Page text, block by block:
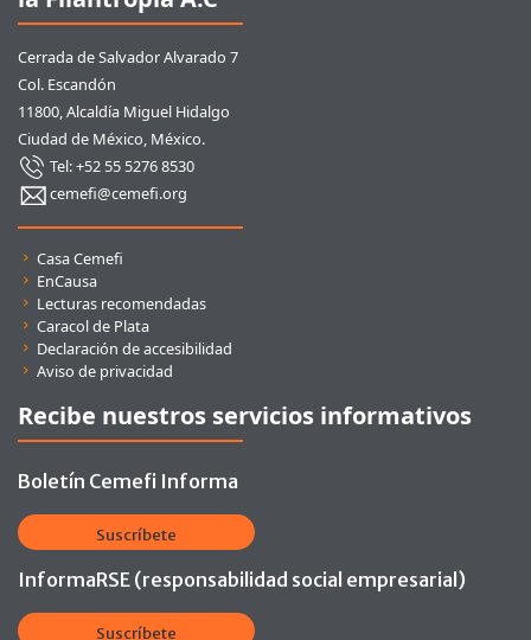
Cerrada de Salvador Alvarado 7
Col. Escandón
11800, Alcaldía Miguel Hidalgo
Ciudad de México, México.
Tel: +52 55 5276 8530
cemefi@cemefi.org
Enlaces rápidos
Casa Cemefi
EnCausa
Lecturas recomendadas
Caracol de Plata
Declaración de accesibilidad
Aviso de privacidad
Recibe nuestros servicios informativos
Boletín Cemefi Informa
Suscríbete
InformaRSE (responsabilidad social empresarial)
Suscríbete